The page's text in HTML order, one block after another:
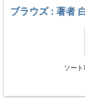
ブラウズ : 著者
ソー